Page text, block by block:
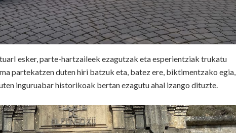
esker, parte-hartzaileek ezagutzak eta esperientziak trukatu
partekatzen duten hiri batzuk eta, batez ere, biktimentzako egia,
inguruabar historikoak bertan ezagutu ahal izango dituzte.